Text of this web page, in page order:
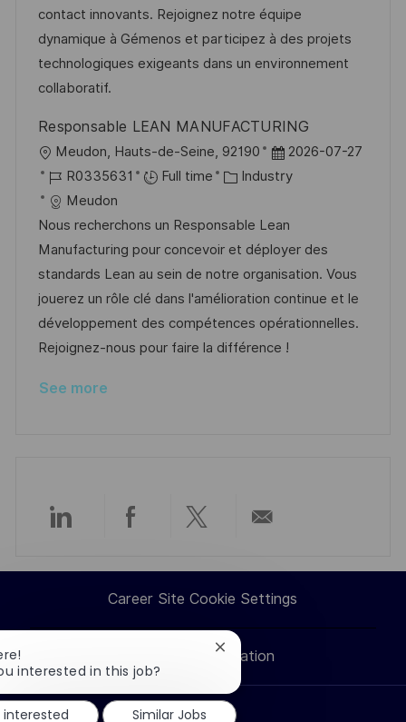
i
o
n
e
d
D
a
e
d
e
g
o
r
contact innovants. Rejoignez notre équipe
dynamique à Gémenos et participez à des projets
technologiques exigeants dans un environnement
collaboratif.
Responsable LEAN MANUFACTURING
L
o
c
a
t
i
o
n
Meudon, Hauts-de-Seine, 92190
P
o
t
e
d
D
a
t
2026-07-27
J
o
b
I
d
R0335631 Full time
C
t
e
g
o
r
y
Industry
Meudon
Nous recherchons un Responsable Lean
Manufacturing pour concevoir et déployer des
standards Lean au sein de notre organisation. Vous
jouerez un rôle clé dans l'amélioration continue et le
développement des compétences opérationnelles.
Rejoignez-nous pour faire la différence !
See more
Share
via
LinkedIn
Share
via
Facebook
Share
via
twitter
via
email
Career Site Cookie Settings
Personal Information
interested in this job?
Close
notification
interested
Similar Jobs